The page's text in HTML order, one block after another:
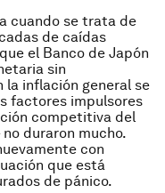
cuando se trata de
de caídas
el Banco de Japón
sin
la inflación general se
factores impulsores
competitiva del
duraron mucho.
con
que está
de pánico.